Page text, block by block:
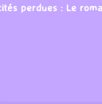
perdues : Le